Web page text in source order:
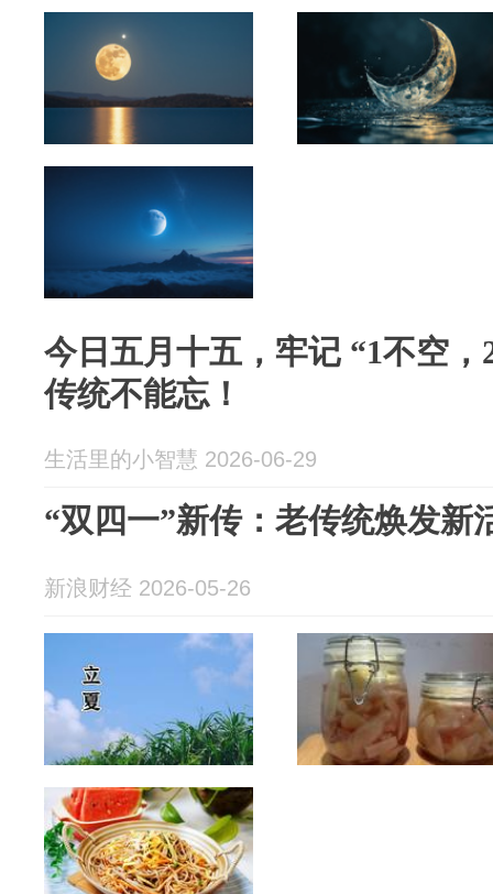
今日五月十五，牢记 “1不空
传统不能忘！
生活里的小智慧 2026-06-29
“双四一”新传：老传统焕发新
新浪财经 2026-05-26